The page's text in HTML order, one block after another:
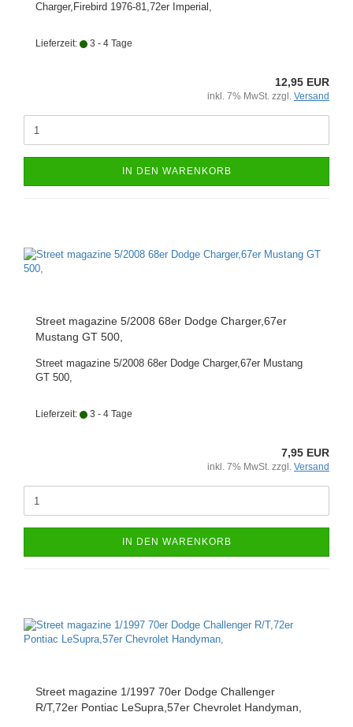
Charger,Firebird 1976-81,72er Imperial,
Lieferzeit: 3 - 4 Tage
12,95 EUR
inkl. 7% MwSt. zzgl. Versand
IN DEN WARENKORB
Street magazine 5/2008 68er Dodge Charger,67er
Mustang GT 500,
Street magazine 5/2008 68er Dodge Charger,67er Mustang
GT 500,
Lieferzeit: 3 - 4 Tage
7,95 EUR
inkl. 7% MwSt. zzgl. Versand
IN DEN WARENKORB
Street magazine 1/1997 70er Dodge Challenger
R/T,72er Pontiac LeSupra,57er Chevrolet Handyman,